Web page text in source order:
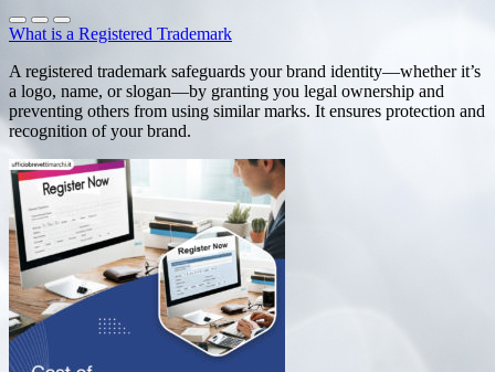
What is a Registered Trademark
A registered trademark safeguards your brand identity—whether it’s
a logo, name, or slogan—by granting you legal ownership and
preventing others from using similar marks. It ensures protection and
recognition of your brand.